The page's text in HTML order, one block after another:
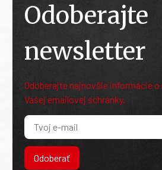
Odoberajte
newsletter
Odoberajte najnovšie informácie o
Vašej emailovej schránky.
Odoberať